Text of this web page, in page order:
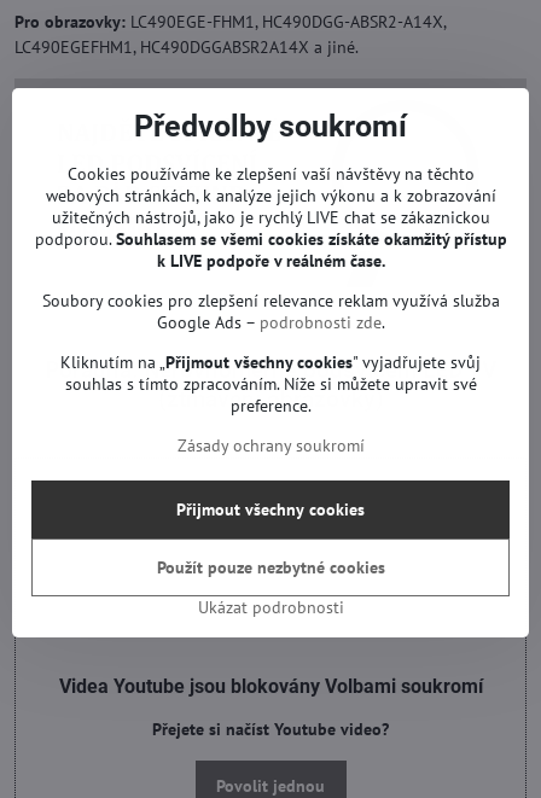
Pro obrazovky: LC490EGE-FHM1, HC490DGG-ABSR2-A14X,
LC490EGEFHM1, HC490DGGABSR2A14X a jiné.
Poradna: Nerovnoměrné podsvícení LED TV
(ztmavení obrazovky)
Videa Youtube jsou blokovány Volbami soukromí
Přejete si načíst Youtube video?
Povolit jednou
Předvolby soukromí
Cookies používáme ke zlepšení vaší návštěvy na těchto
webových stránkách, k analýze jejich výkonu a k zobrazování
užitečných nástrojů, jako je rychlý LIVE chat se zákaznickou
podporou.Souhlasem se všemi cookies získáte okamžitý přístup
k LIVE podpoře v reálném čase.
Soubory cookies pro zlepšení relevance reklam využívá služba
Google Ads – podrobnosti zde.
Kliknutím na „Přijmout všechny cookies" vyjadřujete svůj
souhlas s tímto zpracováním. Níže si můžete upravit své
preference.
Zásady ochrany soukromí
Ukázat podrobnosti
Přijmout všechny cookies
Použít pouze nezbytné cookies